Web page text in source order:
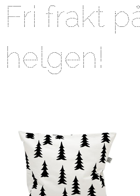
Fri frakt
helgen!